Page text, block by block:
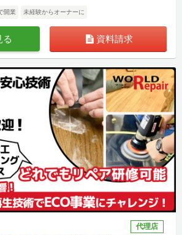
開業 未経験からオーナーに
る 資料請求
代理店